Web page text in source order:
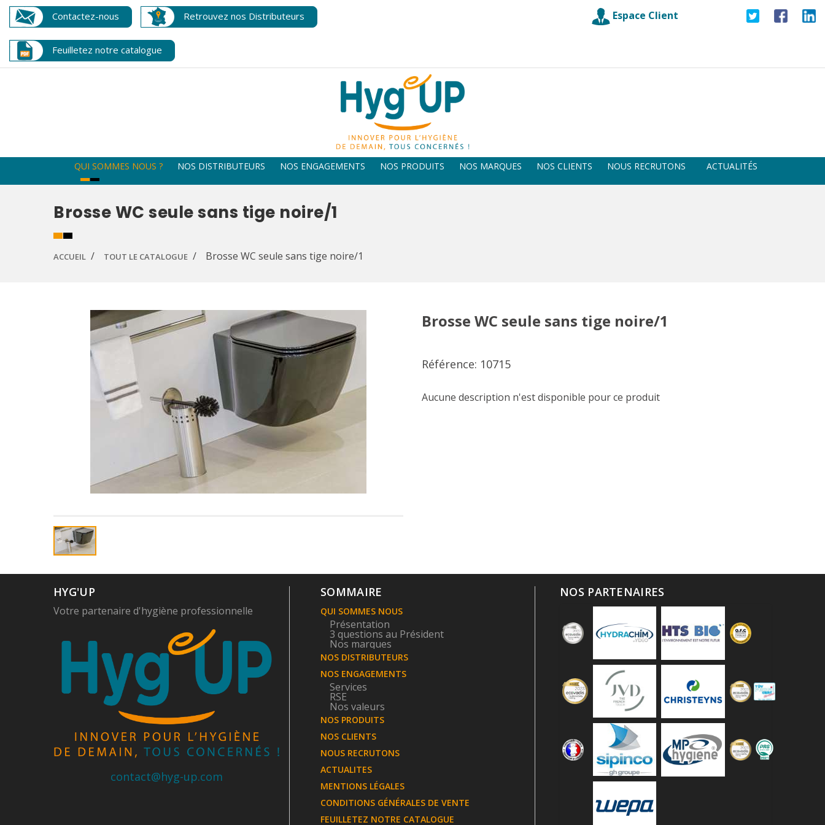
Contactez-nous Retrouvez nos Distributeurs
Feuilletez notre catalogue
Espace Client
QUI SOMMES NOUS ? NOS DISTRIBUTEURS NOS ENGAGEMENTS NOS PRODUITS NOS MARQUES NOS CLIENTS NOUS RECRUTONS ACTUALITÉS
Brosse WC seule sans tige noire/1
ACCUEIL TOUT LE CATALOGUE Brosse WC seule sans tige noire/1
Brosse WC seule sans tige noire/1
Référence: 10715
Aucune description n'est disponible pour ce produit
HYG'UP
Votre partenaire d'hygiène professionnelle
contact@hyg-up.com
SOMMAIRE
QUI SOMMES NOUS
Présentation
3 questions au Président
Nos marques
NOS DISTRIBUTEURS
NOS ENGAGEMENTS
Services
RSE
Nos valeurs
NOS PRODUITS
NOS CLIENTS
NOUS RECRUTONS
ACTUALITES
MENTIONS LÉGALES
CONDITIONS GÉNÉRALES DE VENTE
FEUILLETEZ NOTRE CATALOGUE
NOS PARTENAIRES